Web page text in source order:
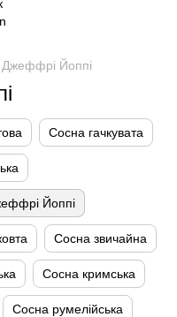
Йоппі
Сосна гачкувата
Йоппі
Сосна звичайна
Сосна кримська
Сосна румелійська